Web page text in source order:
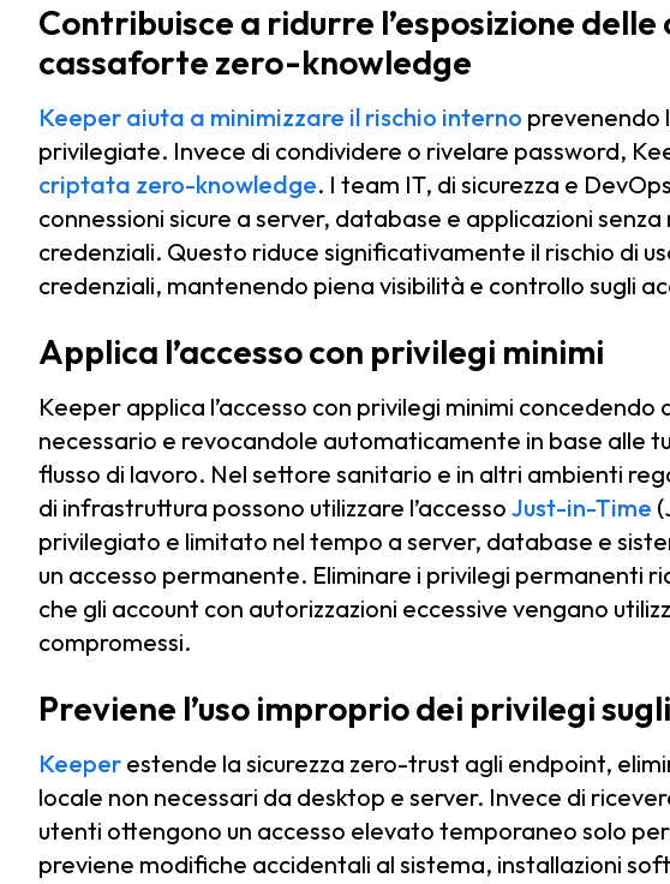
Contribuisce a ridurre l’esposizione
cassaforte zero-knowledge
Keeper aiuta a minimizzare il rischio interno prevenendo
privilegiate. Invece di condividere o rivelare password,
criptata zero-knowledge. I team IT, di sicurezza e
connessioni sicure a server, database e applicazioni
credenziali. Questo riduce significativamente il rischio di
credenziali, mantenendo piena visibilità e controllo sugli
Applica l’accesso con privilegi minimi
Keeper applica l’accesso con privilegi minimi concedendo
necessario e revocandole automaticamente in base alle
flusso di lavoro. Nel settore sanitario e in altri ambienti
di infrastruttura possono utilizzare l’accesso Just-in-Time
privilegiato e limitato nel tempo a server, database e
un accesso permanente. Eliminare i privilegi permanenti
che gli account con autorizzazioni eccessive vengano
compromessi.
Previene l’uso improprio dei privilegi
Keeper estende la sicurezza zero-trust agli endpoint,
locale non necessari da desktop e server. Invece di
utenti ottengono un accesso elevato temporaneo solo
previene modifiche accidentali al sistema, installazioni